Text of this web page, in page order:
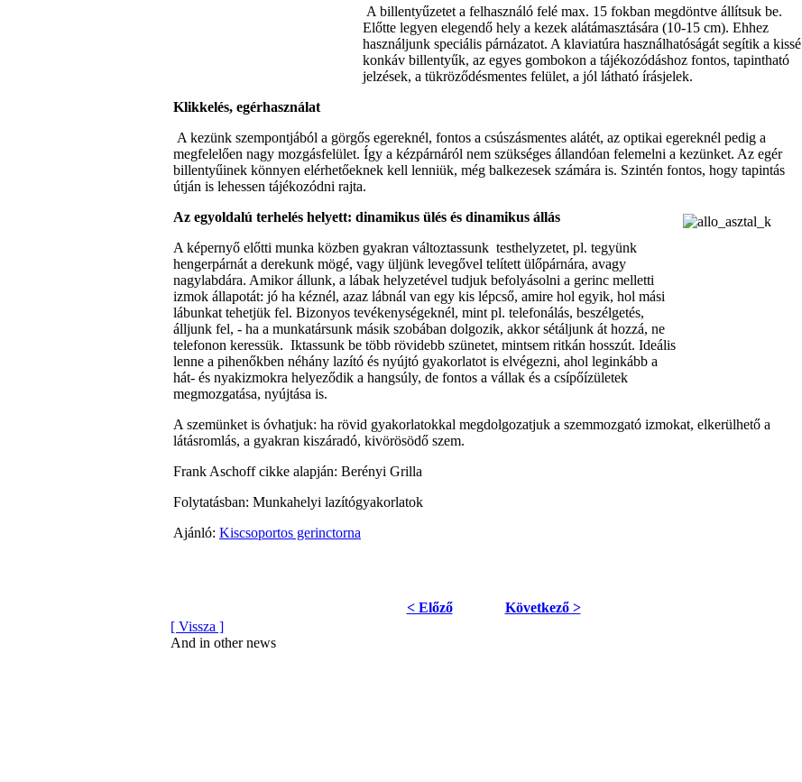
A billentyűzetet a felhasználó felé max. 15 fokban megdöntve állítsuk be.
Előtte legyen elegendő hely a kezek alátámasztására (10-15 cm). Ehhez
használjunk speciális párnázatot. A klaviatúra használhatóságát segítik a kissé
konkáv billentyűk, az egyes gombokon a tájékozódáshoz fontos, tapintható
jelzések, a tükröződésmentes felület, a jól látható írásjelek.
Klikkelés, egérhasználat
A kezünk szempontjából a görgős egereknél, fontos a csúszásmentes alátét, az optikai egereknél pedig a
megfelelően nagy mozgásfelület. Így a kézpárnáról nem szükséges állandóan felemelni a kezünket. Az egér
billentyűinek könnyen elérhetőeknek kell lenniük, még balkezesek számára is. Szintén fontos, hogy tapintás
útján is lehessen tájékozódni rajta.
Az egyoldalú terhelés helyett: dinamikus ülés és dinamikus állás
A képernyő előtti munka közben gyakran változtassunk testhelyzetet, pl. tegyünk
hengerpárnát a derekunk mögé, vagy üljünk levegővel telített ülőpárnára, avagy
nagylabdára. Amikor állunk, a lábak helyzetével tudjuk befolyásolni a gerinc melletti
izmok állapotát: jó ha kéznél, azaz lábnál van egy kis lépcső, amire hol egyik, hol mási
lábunkat tehetjük fel. Bizonyos tevékenységeknél, mint pl. telefonálás, beszélgetés,
álljunk fel, - ha a munkatársunk másik szobában dolgozik, akkor sétáljunk át hozzá, ne
telefonon keressük. Iktassunk be több rövidebb szünetet, mintsem ritkán hosszút. Ideális
lenne a pihenőkben néhány lazító és nyújtó gyakorlatot is elvégezni, ahol leginkább a
hát- és nyakizmokra helyeződik a hangsúly, de fontos a vállak és a csípőízületek
megmozgatása, nyújtása is.
A szemünket is óvhatjuk: ha rövid gyakorlatokkal megdolgozatjuk a szemmozgató izmokat, elkerülhető a
látásromlás, a gyakran kiszáradó, kivörösödő szem.
Frank Aschoff cikke alapján: Berényi Grilla
Folytatásban: Munkahelyi lazítógyakorlatok
Ajánló: Kiscsoportos gerinctorna
< Előző
Következő >
[ Vissza ]
And in other news